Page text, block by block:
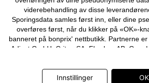
viderebehandling av disse
Sporingsdata samles først inn, eller dine
overføres først, når du klikker på «OK»-
banneret på bonprix' nettbutikk. Partnerne
Adjust GmbH, Criteo SA, Flowbox AB,
Ireland Ltd, Microsoft Ireland Operations
Ltd, RTB-House GmbH, Snap Group Ltd,
Innstillinger OK